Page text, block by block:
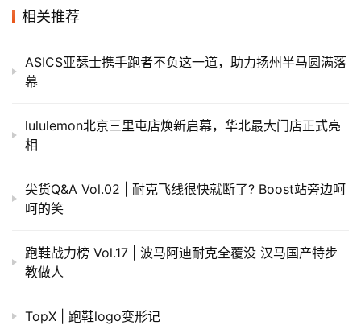
相关推荐
ASICS亚瑟士携手跑者不负这一道，助力扬州半马圆满落
幕
lululemon北京三里屯店焕新启幕，华北最大门店正式亮
相
尖货Q&A Vol.02 | 耐克飞线很快就断了? Boost站旁边呵
呵的笑
跑鞋战力榜 Vol.17 | 波马阿迪耐克全覆没 汉马国产特步
教做人
TopX | 跑鞋logo变形记